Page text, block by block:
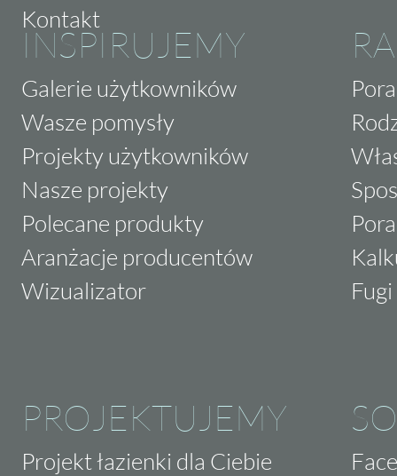
Kontakt
INSPIRUJEMY
Galerie użytkowników
Wasze pomysły
Projekty użytkowników
Nasze projekty
Polecane produkty
Aranżacje producentów
Wizualizator
PROJEKTUJEMY
Projekt łazienki dla Ciebie